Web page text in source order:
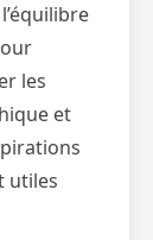
les
et
utiles